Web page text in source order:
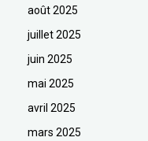
août 2025
juillet 2025
juin 2025
mai 2025
avril 2025
mars 2025